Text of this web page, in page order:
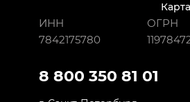
ИНН
7842175780
ОГРН
8 800 350 81 01